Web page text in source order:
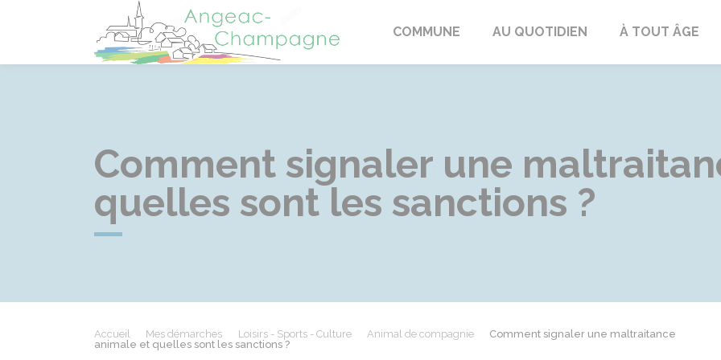
Angeac-Champagne
COMMUNE AU QUOTIDIEN À TOUT ÂGE
Comment signaler une
quelles sont les sanctions ?
Accueil Mes démarches Loisirs - Sports - Culture Animal de compagnie
Comment signaler une maltraitance
animale et quelles sont les sanctions ?